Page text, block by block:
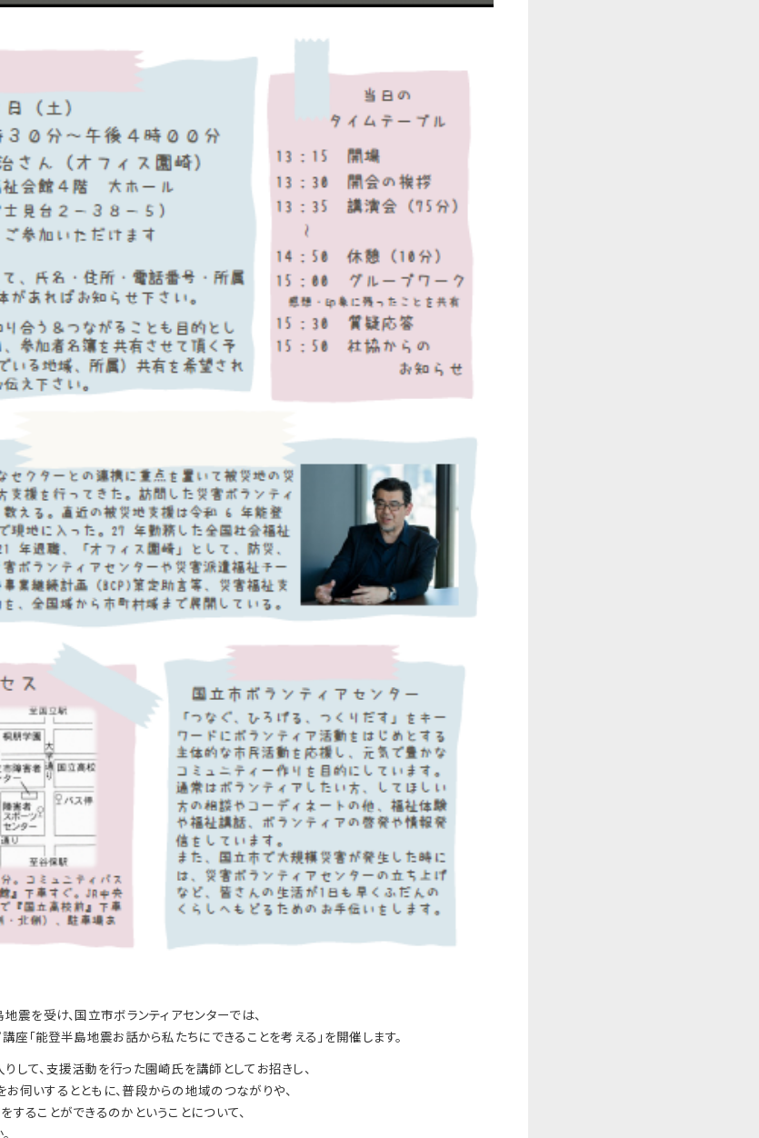
を受け、国立市ボランティアセンターでは、
座「能登半島地震お話から私たちにできることを考える」を開催します。
して、支援活動を行った園崎氏を講師としてお招きし、
伺いするとともに、普段からの地域のつながりや、
ることができるのかということについて、